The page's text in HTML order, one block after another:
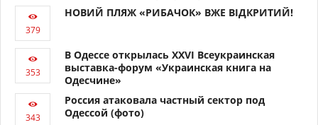
НОВИЙ ПЛЯЖ «РИБАЧОК» ВЖЕ ВІДКРИТИЙ!
В Одессе открылась XXVI Всеукраинская
выставка-форум «Украинская книга на
Одесчине»
Россия атаковала частный сектор под
Одессой (фото)